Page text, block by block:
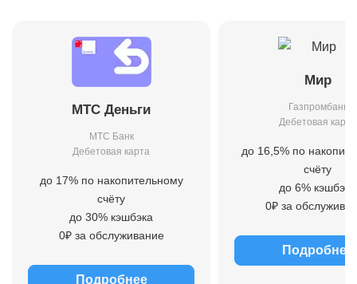
МТС Деньги
МТС Банк
Дебетовая карта
до 17% по накопительному
счёту
до 30% кэшбэка
0₽ за обслуживание
Подробнее
Мир
Газпромбанк
Дебетовая карта
до 16,5% по
счёту
до 6% кэшбэка
0₽ за
Подробнее